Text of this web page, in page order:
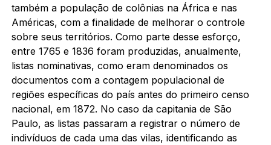
também a população de colônias na África e nas
Américas, com a finalidade de melhorar o controle
sobre seus territórios. Como parte desse esforço,
entre 1765 e 1836 foram produzidas, anualmente,
listas nominativas, como eram denominados os
documentos com a contagem populacional de
regiões específicas do país antes do primeiro censo
nacional, em 1872. No caso da capitania de São
Paulo, as listas passaram a registrar o número de
indivíduos de cada uma das vilas, identificando as